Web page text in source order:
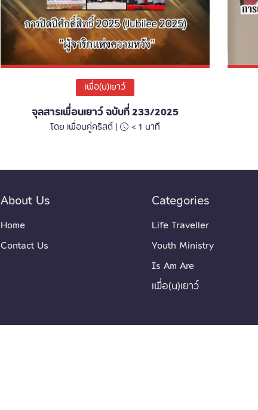
เพื่อ(น)เยาว์
จุลสารเพื่อนเยาว์ ฉบับที่ 233/2025
โดย เพื่อนคู่คริสต์ | < 1 นาที
About Us
Home
Contact Us
Categories
Life Traveller
Youth Ministry
Is Am Are
เพื่อ(น)เยาว์